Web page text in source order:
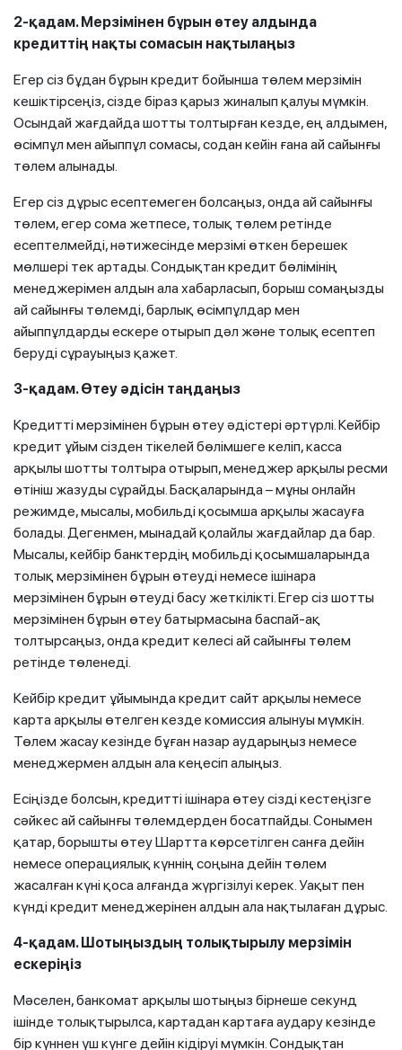
2-қадам. Мерзімінен бұрын өтеу алдында
кредиттің нақты сомасын нақтылаңыз
Егер сіз бұдан бұрын кредит бойынша төлем мерзімін
кешіктірсеңіз, сізде біраз қарыз жиналып қалуы мүмкін.
Осындай жағдайда шотты толтырған кезде, ең алдымен,
өсімпұл мен айыппұл сомасы, содан кейін ғана ай сайынғы
төлем алынады.
Егер сіз дұрыс есептемеген болсаңыз, онда ай сайынғы
төлем, егер сома жетпесе, толық төлем ретінде
есептелмейді, нәтижесінде мерзімі өткен берешек
мөлшері тек артады. Сондықтан кредит бөлімінің
менеджерімен алдын ала хабарласып, борыш сомаңызды
ай сайынғы төлемді, барлық өсімпұлдар мен
айыппұлдарды ескере отырып дәл және толық есептеп
беруді сұрауыңыз қажет.
3-қадам. Өтеу әдісін таңдаңыз
Кредитті мерзімінен бұрын өтеу әдістері әртүрлі. Кейбір
кредит ұйым сізден тікелей бөлімшеге келіп, касса
арқылы шотты толтыра отырып, менеджер арқылы ресми
өтініш жазуды сұрайды. Басқаларында – мұны онлайн
режимде, мысалы, мобильді қосымша арқылы жасауға
болады. Дегенмен, мынадай қолайлы жағдайлар да бар.
Мысалы, кейбір банктердің мобильді қосымшаларында
толық мерзімінен бұрын өтеуді немесе ішінара
мерзімінен бұрын өтеуді басу жеткілікті. Егер сіз шотты
мерзімінен бұрын өтеу батырмасына баспай-ақ
толтырсаңыз, онда кредит келесі ай сайынғы төлем
ретінде төленеді.
Кейбір кредит ұйымында кредит сайт арқылы немесе
карта арқылы өтелген кезде комиссия алынуы мүмкін.
Төлем жасау кезінде бұған назар аударыңыз немесе
менеджермен алдын ала кеңесіп алыңыз.
Есіңізде болсын, кредитті ішінара өтеу сізді кестеңізге
сәйкес ай сайынғы төлемдерден босатпайды. Сонымен
қатар, борышты өтеу Шартта көрсетілген санға дейін
немесе операциялық күннің соңына дейін төлем
жасалған күні қоса алғанда жүргізілуі керек. Уақыт пен
күнді кредит менеджерінен алдын ала нақтылаған дұрыс.
4-қадам. Шотыңыздың толықтырылу мерзімін
ескеріңіз
Мәселен, банкомат арқылы шотыңыз бірнеше секунд
ішінде толықтырылса, картадан картаға аудару кезінде
бір күннен үш күнге дейін кідіруі мүмкін. Сондықтан